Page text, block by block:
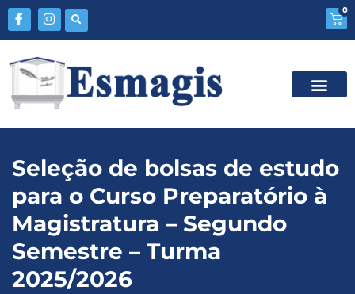
0
Seleção de bolsas de estudo
para o Curso Preparatório à
Magistratura – Segundo
Semestre – Turma
2025/2026